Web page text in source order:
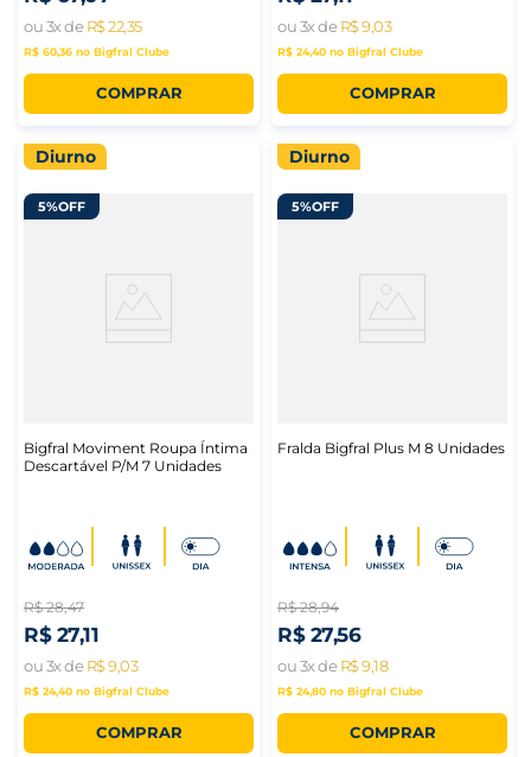
ou3x de R$22,35
R$ 60,36 no Bigfral Clube
COMPRAR
ou3x de R$9,03
R$ 24,40 no Bigfral Clube
COMPRAR
Diurno
5%OFF
Bigfral Moviment Roupa Íntima
Descartável P/M 7 Unidades
R$ 28,47
R$ 27,11
ou3x de R$9,03
R$ 24,40 no Bigfral Clube
COMPRAR
Diurno
5%OFF
Fralda Bigfral Plus M 8 Unidades
R$ 28,94
R$ 27,56
ou3x de R$9,18
R$ 24,80 no Bigfral Clube
COMPRAR